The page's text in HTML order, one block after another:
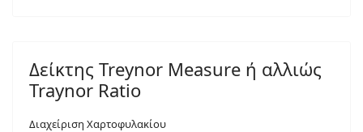
Δείκτης Treynor Measure ή αλλιώς
Traynor Ratio
Διαχείριση Χαρτοφυλακίου